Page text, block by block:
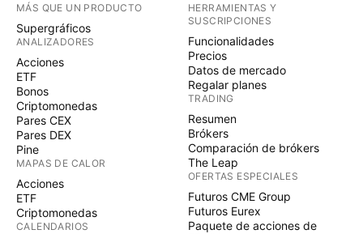
MÁS QUE UN PRODUCTO
Supergráficos
ANALIZADORES
Acciones
ETF
Bonos
Criptomonedas
Pares CEX
Pares DEX
Pine
MAPAS DE CALOR
Acciones
ETF
Criptomonedas
CALENDARIOS
HERRAMIENTAS Y
SUSCRIPCIONES
Funcionalidades
Precios
Datos de mercado
Regalar planes
TRADING
Resumen
Brókers
Comparación de brókers
The Leap
OFERTAS ESPECIALES
Futuros CME Group
Futuros Eurex
Paquete de acciones de